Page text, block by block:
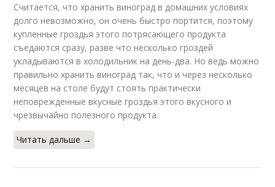
Считается, что хранить виноград в домашних условиях
долго невозможно, он очень быстро портится, поэтому
купленные гроздья этого потрясающего продукта
съедаются сразу, разве что несколько гроздей
укладываются в холодильник на день-два. Но ведь можно
правильно хранить виноград так, что и через несколько
месяцев на столе будут стоять практически
неповрежденные вкусные гроздья этого вкусного и
чрезвычайно полезного продукта.
Читать дальше →